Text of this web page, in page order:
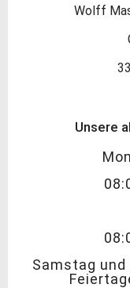
Wolff
Unsere
Samstag